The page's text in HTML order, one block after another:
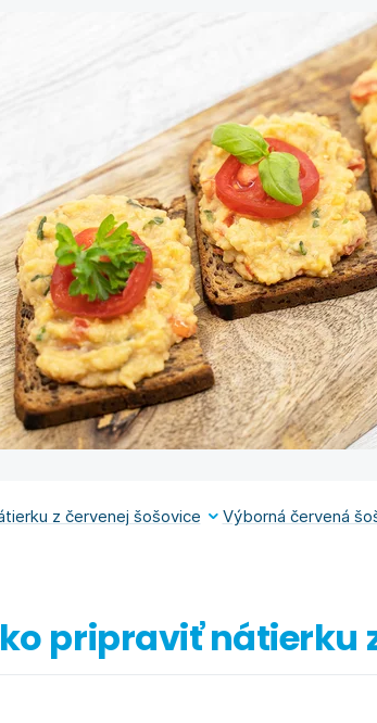
z červenej šošovice Výborná červená
pripraviť nátierku